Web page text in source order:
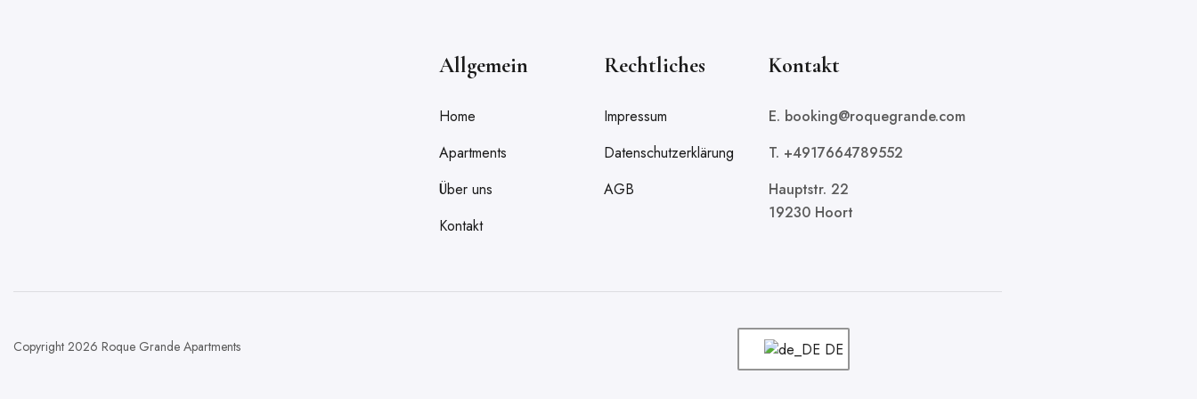
Allgemein
Home
Apartments
Über uns
Kontakt
Rechtliches
Impressum
Datenschutzerklärung
AGB
Kontakt
E. booking@roquegrande.com
T. +4917664789552
Hauptstr. 22
19230 Hoort
Copyright 2026 Roque Grande Apartments DE